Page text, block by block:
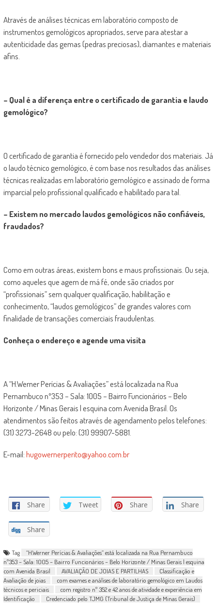
Através de análises técnicas em laboratório composto de
instrumentos gemológicos apropriados, serve para atestar a
autenticidade das gemas (pedras preciosas), diamantes e materiais
afins.
– Qual é a diferença entre o certificado de garantia e laudo
gemológico?
O certificado de garantia é fornecido pelo vendedor dos materiais. Já
o laudo técnico gemológico, é com base nos resultados das análises
técnicas realizadas em laboratório gemológico e assinado de forma
imparcial pelo profissional qualificado e habilitado para tal.
– Existem no mercado laudos gemológicos não confiáveis,
fraudados?
Como em outras áreas, existem bons e maus profissionais. Ou seja,
como aqueles que agem de má fé, onde são criados por
“profissionais” sem qualquer qualificação, habilitação e
conhecimento, “laudos gemológicos” de grandes valores com
finalidade de transações comerciais fraudulentas.
Conheça o endereço e agende uma visita
A “H.Werner Perícias & Avaliações” está localizada na Rua
Pernambuco nº353 – Sala: 1005 – Bairro Funcionários – Belo
Horizonte / Minas Gerais | esquina com Avenida Brasil. Os
atendimentos são feitos através de agendamento pelos telefones:
(31) 3273-2648 ou pelo: (31) 99907-5881.
E-mail:hugowernerperito@yahoo.com.br
Share Tweet Share Share
Share
Tag
“H.Werner Perícias & Avaliações” está localizada na Rua Pernambuco
nº353 – Sala: 1005 – Bairro Funcionários – Belo Horizonte / Minas Gerais | esquina
com Avenida Brasil
AVALIAÇÃO DE JOIAS E PARTILHAS
Classificação e
Avaliação de joias
com exames e análises de laboratório gemológico em Laudos
técnicos e periciais
com registro nº 352 e 42 anos de atividade e experiência em
Identificação
Credenciado pelo TJMG (Tribunal de Justiça de Minas Gerais)